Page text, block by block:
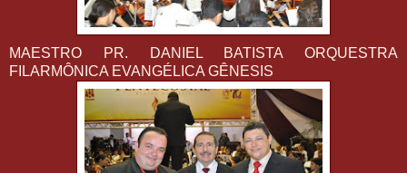
MAESTRO PR. DANIEL BATISTA ORQUESTRA
FILARMÔNICA EVANGÉLICA GÊNESIS